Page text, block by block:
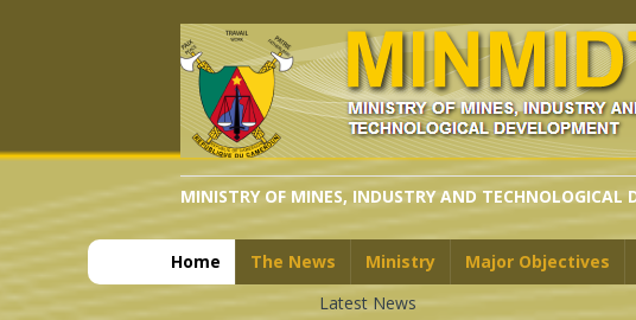
MINISTRY OF MINES, INDUSTRY AND TECHNOLOGICAL
Home The News Ministry Major Objectives
Latest News